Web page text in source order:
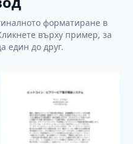
форматиране в
върху пример, за
един до друг.